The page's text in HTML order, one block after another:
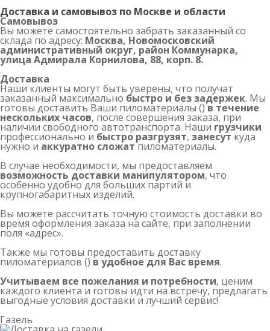
Доставка и самовывоз по Москве и области
Самовывоз
Вы можете самостоятельно забрать заказанный со
склада по адресу: Москва, Новомосковский
административный округ, район Коммунарка,
улица Адмирала Корнилова, 88, корп. 8.
Доставка
Наши клиенты могут быть уверены, что получат
заказанный максимально быстро и без задержек. Мы
готовы доставить Ваши пиломатериалы ()в течение
нескольких часов, после совершения заказа, при
наличии свободного автотранспорта. Наши грузчики
профессионально и быстро разгрузят, занесут куда
нужно и аккуратно сложатпиломатериалы.
В случае необходимости, мы предоставляем
возможность доставки манипулятором, что
особенно удобно для больших партий и
крупногабаритных изделий.
Вы можете рассчитать точную стоимость доставки во
время оформления заказа на сайте, при заполнении
поля «адрес».
Также мы готовы предоставить доставку
пиломатериалов () в удобное для Вас время.
Учитываем все пожелания и потребности, ценим
каждого клиента и готовы идти на встречу, предлагать
выгодные условия доставки и лучший сервис!
Газель